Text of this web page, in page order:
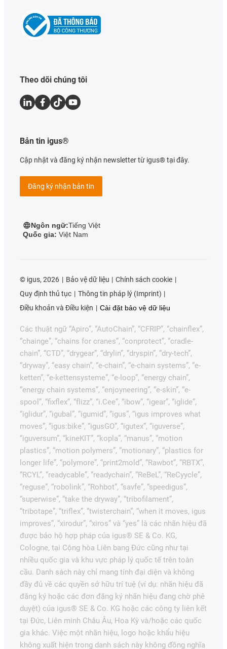
Theo dõi chúng tôi
Bản tin igus®
Cập nhật và đăng ký nhận newsletter từ igus® tại đây.
Đăng ký nhận bản tin
Ngôn ngữ:Tiếng Việt
Quốc gia: Việt Nam
© igus, 2026 Bảo vệ dữ liệu
Chính sách cookie
Quy định thủ tục
Thông tin pháp lý (Imprint)
Điều khoản và Điều kiện
Cài đặt bảo vệ dữ liệu
Các thuật ngữ “Apiro”, “AutoChain”, “CFRIP”, “chainflex”,
“chainge”, “chains for cranes”, “conprotect”, “cradle-
chain”, “CTD”, “drygear”, “drylin”, “dryspin”, “dry-tech”,
“dryway”, “easy chain”, “e-chain”, “e-chain systems”, “e-
ketten”, “e-kettensysteme”, “e-loop”, “energy chain”,
“energy chain systems”, “enjoyneering”, “e-skin”, “e-
spool”, “fixflex”, “flizz”, “i.Cee”, “ibow”, “igear”, “iglide”,
“iglidur”, “igubal”, “igumid”, “igus”, “igus improves what
moves”, “igus:bike”, “igusGO”, “igutex”, “iguverse”,
“iguversum”, “kineKIT”, “kopla”, “manus”, “motion
plastics”, “motion polymers”, “motionary”, “plastics for
longer life”, “polymore”, “print2mold”, “Rawbot”, “RBTX”,
“RCYL”, “readycable”, “readychain”, “ReBeL”, “ReCyycle”,
“reguse”, “robolink”, “Rohbot”, “savfe”, “speedigus”,
“superwise”, “take the dryway”, “tribofilament”,
“tribotape”, “triflex”, “twisterchain”, “when it moves, igus
improves”, “xirodur”, “xiros” và “yes” là các nhãn hiệu đã
được bảo hộ hợp pháp của igus® SE & Co. KG,
Cologne, tại Cộng hòa Liên bang Đức cũng như tại
nhiều quốc gia và khu vực pháp lý quốc tế trên toàn
cầu. Danh sách này chỉ mang tính đại diện và không
đầy đủ về các quyền sở hữu trí tuệ (ví dụ: nhãn hiệu đã
đăng ký hoặc các đơn đăng ký nhãn hiệu đang chờ phê
duyệt) của igus® SE & Co. KG hoặc các công ty liên kết
tại Đức, Liên minh Châu Âu, Hoa Kỳ và/hoặc các quốc
gia khác. Việc một nhãn hiệu, logo hoặc khẩu hiệu
không xuất hiện trong danh sách này không đồng nghĩa